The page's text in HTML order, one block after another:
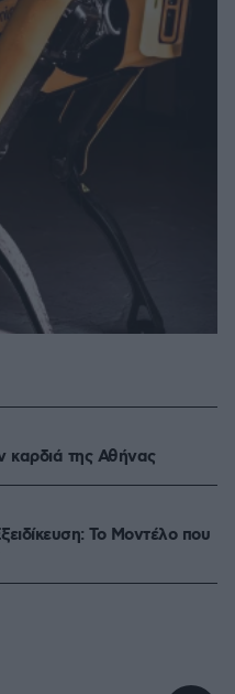
καρδιά της Αθήνας
Το Mοντέλο που